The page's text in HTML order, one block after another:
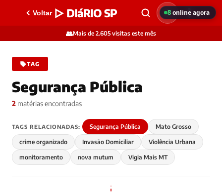
Voltar ▷ DIáRIO SP
👥Mais de 2.605 visitas este mês
TAG
Segurança Pública
2 matérias encontradas
TAGS RELACIONADAS: Segurança Pública Mato Grosso
crime organizado Invasão Domiciliar Violência Urbana
monitoramento nova mutum Vigia Mais MT
8online agora